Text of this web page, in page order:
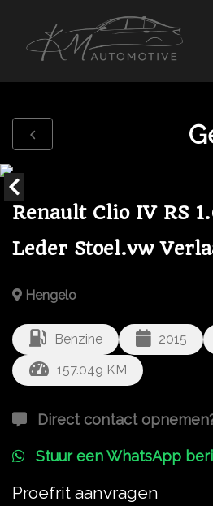
Renault Clio IV RS
Leder Stoel.vw
Hengelo
Benzine 2015
157.049 KM
Direct contact
Stuur een WhatsApp
Proefrit aanvragen